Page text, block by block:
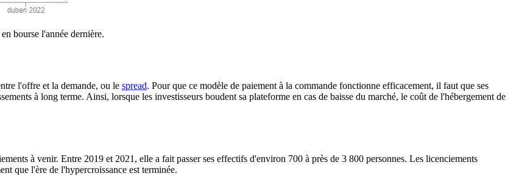
bourse l'année dernière.
l'offre et la demande, ou le spread. Pour que ce modèle de paiement à la commande fonctionne efficacement, il faut que ses
à long terme. Ainsi, lorsque les investisseurs boudent sa plateforme en cas de baisse du marché, le coût de l'hébergement de
à venir. Entre 2019 et 2021, elle a fait passer ses effectifs d'environ 700 à près de 3 800 personnes. Les licenciements
que l'ère de l'hypercroissance est terminée.